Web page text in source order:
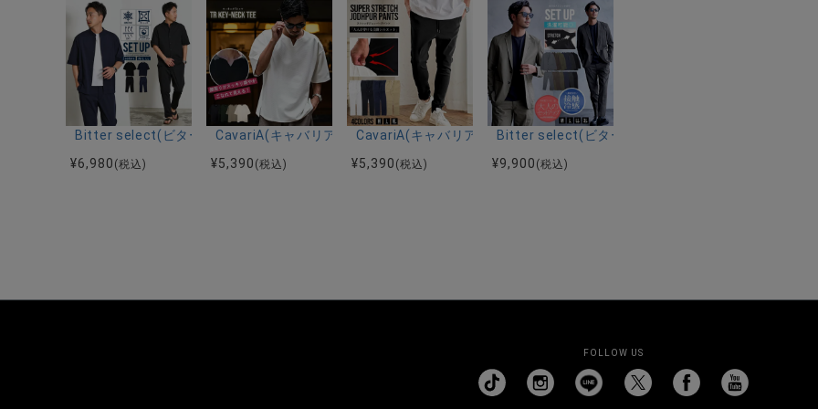
Bitter select(ビターセレクト)接触冷感スーパーストレッチバンドカラー半袖シャツ＆イージーパンツ/全2色
¥6,980 (税込)
CavariA(キャバリア)キーネック半袖Tシャツ/全4色
¥5,390 (税込)
CavariA(キャバリア)ストレッチジョッパーパンツ/全4色
¥5,390 (税込)
Bitter select(ビターセレクト)接触冷感スーパース
¥9,900 (税込)
FOLLOW US